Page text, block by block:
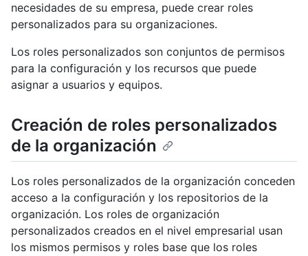
necesidades de su empresa, puede crear roles
personalizados para su organizaciones.
Los roles personalizados son conjuntos de permisos
para la configuración y los recursos que puede
asignar a usuarios y equipos.
Creación de roles personalizados
de la organización
Los roles personalizados de la organización conceden
acceso a la configuración y los repositorios de la
organización. Los roles de organización
personalizados creados en el nivel empresarial usan
los mismos permisos y roles base que los roles